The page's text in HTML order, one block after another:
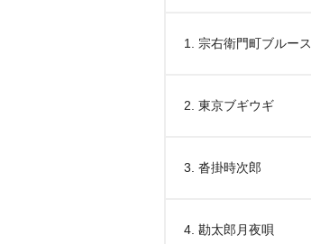
1. 宗右衛門町ブルース
2. 東京ブギウギ
3. 沓掛時次郎
4. 勘太郎月夜唄